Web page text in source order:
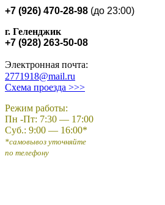
+7 (926) 470-28-98 (до 23:00)
г. Геленджик
+7 (928) 263-50-08
Электронная почта:
2771918@mail.ru
Схема проезда >>>
Режим работы:
Пн -Пт: 7:30 — 17:00
Суб.: 9:00 — 16:00*
*самовывоз уточняйте
по телефону